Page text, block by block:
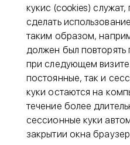
кукис (cookies)
сделать
таким образом,
должен был
при следующем
постоянные, так и
куки остаются на
течение более
сессионные куки
закрытии окна